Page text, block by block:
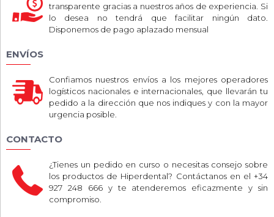
transparente gracias a nuestros años de experiencia. Si
lo desea no tendrá que facilitar ningún dato.
Disponemos de pago aplazado mensual
ENVÍOS
Confiamos nuestros envíos a los mejores operadores
logísticos nacionales e internacionales, que llevarán tu
pedido a la dirección que nos indiques y con la mayor
urgencia posible.
CONTACTO
¿Tienes un pedido en curso o necesitas consejo sobre
los productos de Hiperdental? Contáctanos en el +34
927 248 666 y te atenderemos eficazmente y sin
compromiso.